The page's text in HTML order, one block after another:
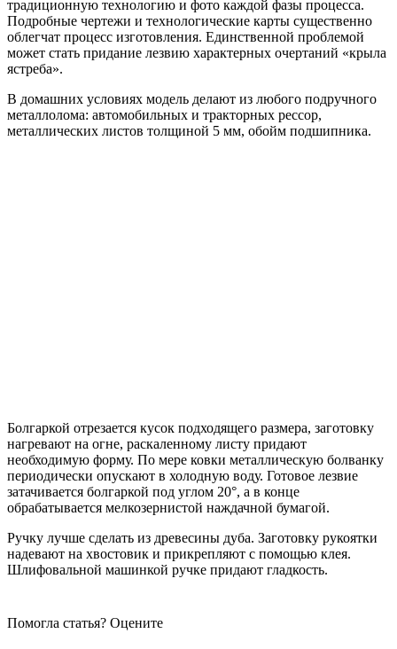
традиционную технологию и фото каждой фазы процесса.
Подробные чертежи и технологические карты существенно
облегчат процесс изготовления. Единственной проблемой
может стать придание лезвию характерных очертаний «крыла
ястреба».
В домашних условиях модель делают из любого подручного
металлолома: автомобильных и тракторных рессор,
металлических листов толщиной 5 мм, обойм подшипника.
Болгаркой отрезается кусок подходящего размера, заготовку
нагревают на огне, раскаленному листу придают
необходимую форму. По мере ковки металлическую болванку
периодически опускают в холодную воду. Готовое лезвие
затачивается болгаркой под углом 20°, а в конце
обрабатывается мелкозернистой наждачной бумагой.
Ручку лучше сделать из древесины дуба. Заготовку рукоятки
надевают на хвостовик и прикрепляют с помощью клея.
Шлифовальной машинкой ручке придают гладкость.
Помогла статья? Оцените